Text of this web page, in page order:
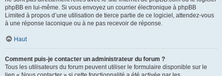
phpBB en lui-même. Si vous envoyez un courrier électronique à phpBB
Limited à propos d’une utilisation de tierce partie de ce logiciel, attendez-vous
à une réponse laconique ou à ne pas recevoir de réponse.
Haut
Comment puis-je contacter un administrateur du forum ?
Tous les utilisateurs du forum peuvent utiliser le formulaire disponible sur le